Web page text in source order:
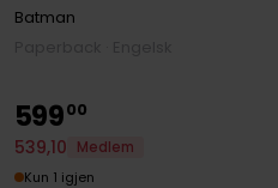
Batman
59900
539,10
Medlem
Kun 1 igjen